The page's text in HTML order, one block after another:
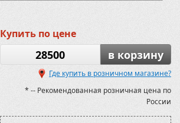
Купить по цене
28500 в корзину
Где купить в розничном магазине?
* -- Рекомендованная розничная цена по
России